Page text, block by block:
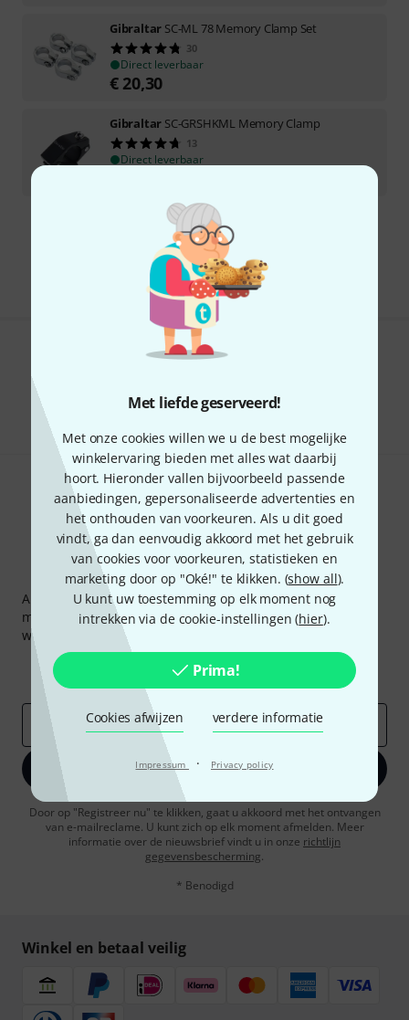
Met liefde geserveerd!
Met onze cookies willen we u de best mogelijke
winkelervaring bieden met alles wat daarbij
hoort. Hieronder vallen bijvoorbeeld passende
aanbiedingen, gepersonaliseerde advertenties en
het onthouden van voorkeuren. Als u dit goed
vindt, ga dan eenvoudig akkoord met het gebruik
van cookies voor voorkeuren, statistieken en
marketing door op "Oké!" te klikken. (show all).
U kunt uw toestemming op elk moment nog
intrekken via de cookie-instellingen (hier).
Prima!
Cookies afwijzen verdere informatie
Impressum · Privacy policy
Gibraltar SC-ML 78 Memory Clamp Set
30
Direct leverbaar
€ 20,30
Gibraltar SC-GRSHKML Memory Clamp
13
Direct leverbaar
Gratis verzending vanaf € 69
Alle prijzen incl. btw
Bevalt het wat u ziet?
Delen Hulp & Feedback
Thomann nieuwsbrief
Abonneer u op de Thomann-nieuwsbrief in het Engels en
met een beetje geluk kunt u een van50 voucherster
waarde van
per stuk winnen!
Inspirerende bijdragen
Thomann-inzichten
E-Mail adres*
Registreer nu
Door op "Registreer nu" te klikken, gaat u akkoord met het ontvangen
van e-mailreclame. U kunt zich op elk moment afmelden. Meer
informatie over de nieuwsbrief vindt u in onze richtlijn
gegevensbescherming.
* Benodigd
Winkel en betaal veilig